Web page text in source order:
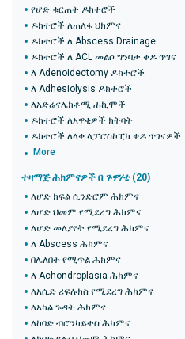
የሆድ ቁርጠት ዶክተሮች
ዶክተሮች ለጠለፋ ህክምና
ዶክተሮች ለ Abscess Drainage
ዶክተሮች ለ ACL መልሶ ግንባታ ቀዶ ጥገና
ለ Adenoidectomy ዶክተሮች
ለ Adhesiolysis ዶክተሮች
ለአድሬናሌክቶሚ ሐኪሞች
ዶክተሮች ለአዋቂዎች ክትባት
ዶክተሮች ለላቀ ላፓሮስኮፒክ ቀዶ ጥገናዎች
More
ተዛማጅ ሕክምናዎች በ ጉዋሃቲ(20)
ለሆድ ክፍል ሲንድሮም ሕክምና
ለሆድ ህመም የሚደረግ ሕክምና
ለሆድ መለያየት የሚደረግ ሕክምና
ለ Abscess ሕክምና
በሌለበት የሚጥል ሕክምና
ለ Achondroplasia ሕክምና
ለአሲድ ሪፍሉክስ የሚደረግ ሕክምና
ለአካል ጉዳት ሕክምና
ለከባድ ብሮንካይተስ ሕክምና